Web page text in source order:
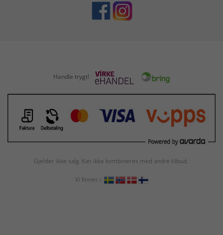
Handle trygt!
Gjelder ikke salg. Kan ikke kombineres med andre tilbud.
Vi finnes i: